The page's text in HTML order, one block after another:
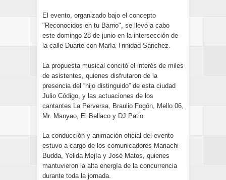
El evento, organizado bajo el concepto
"Reconocidos en tu Barrio", se llevó a cabo
este domingo 28 de junio en la intersección de
la calle Duarte con María Trinidad Sánchez.
La propuesta musical concitó el interés de miles
de asistentes, quienes disfrutaron de la
presencia del “hijo distinguido” de esta ciudad
Julio Código, y las actuaciones de los
cantantes La Perversa, Braulio Fogón, Mello 06,
Mr. Manyao, El Bellaco y DJ Patio.
La conducción y animación oficial del evento
estuvo a cargo de los comunicadores Mariachi
Budda, Yelida Mejía y José Matos, quienes
mantuvieron la alta energía de la concurrencia
durante toda la jornada.